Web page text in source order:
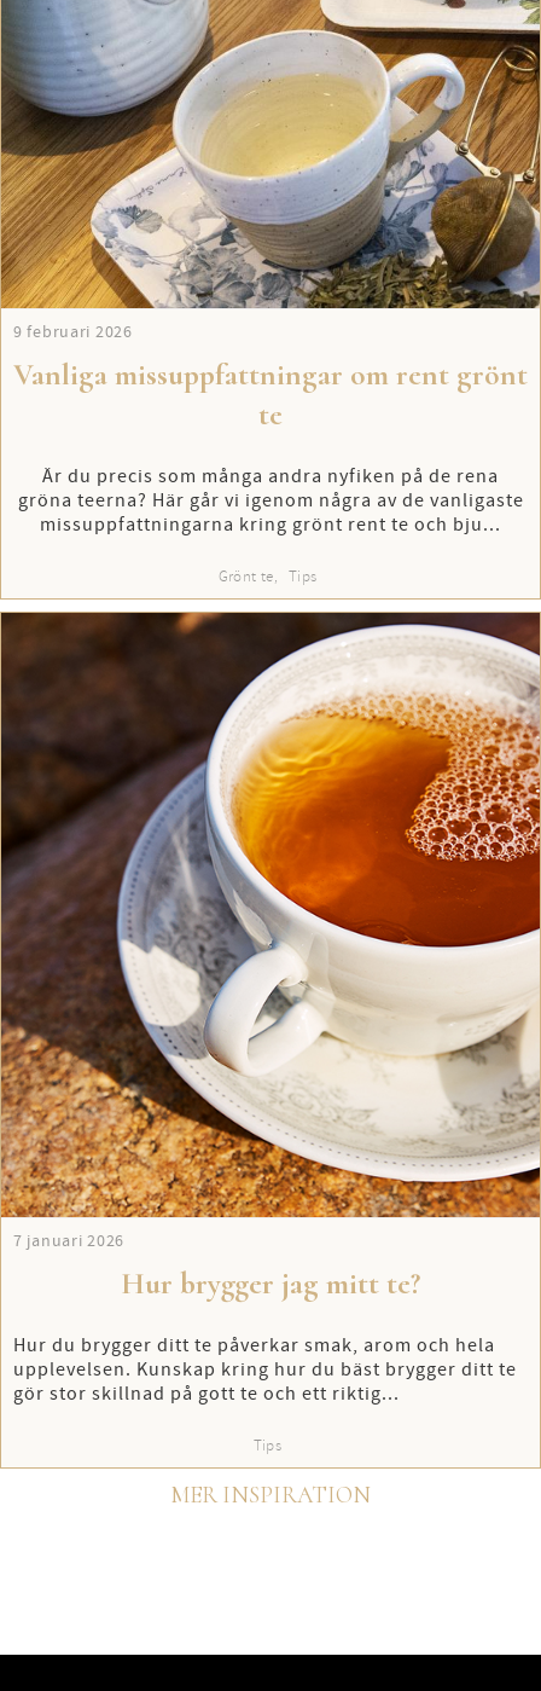
9 februari 2026
Vanliga missuppfattningar om rent grönt
te
Är du precis som många andra nyfiken på de rena
gröna teerna? Här går vi igenom några av de vanligaste
missuppfattningarna kring grönt rent te och bju...
Grönt te Tips
7 januari 2026
Hur brygger jag mitt te?
Hur du brygger ditt te påverkar smak, arom och hela
upplevelsen. Kunskap kring hur du bäst brygger ditt te
gör stor skillnad på gott te och ett riktig...
Tips
MER INSPIRATION